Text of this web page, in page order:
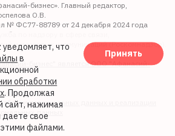
бизнес». Главный редактор,
О.В.
№ ФС77-88789 от 24 декабря 2024 года
по надзору в сфере связи,
и массовых коммуникаций (Роскомнадзор).
бизнес" является ООО "Афанасий-
cookie
персональных данных и реализации
данных
что
в
обработки
. Продолжая
сайт, нажимая
даете свое
этими файлами.
Принять